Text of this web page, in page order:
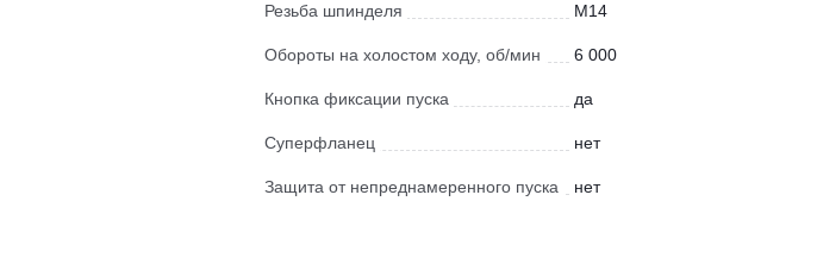
Резьба шпинделя М14
Обороты на холостом ходу, об/мин 6 000
Кнопка фиксации пуска да
Суперфланец нет
Защита от непреднамеренного пуска нет